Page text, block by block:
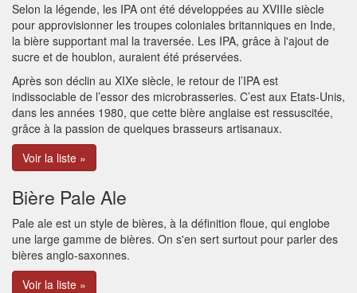
Selon la légende, les IPA ont été développées au XVIIIe siècle
pour approvisionner les troupes coloniales britanniques en Inde,
la bière supportant mal la traversée. Les IPA, grâce à l'ajout de
sucre et de houblon, auraient été préservées.
Après son déclin au XIXe siècle, le retour de l’IPA est
indissociable de l’essor des microbrasseries. C’est aux Etats-Unis,
dans les années 1980, que cette bière anglaise est ressuscitée,
grâce à la passion de quelques brasseurs artisanaux.
Voir la liste »
Bière Pale Ale
Pale ale est un style de bières, à la définition floue, qui englobe
une large gamme de bières. On s'en sert surtout pour parler des
bières anglo-saxonnes.
Voir la liste »